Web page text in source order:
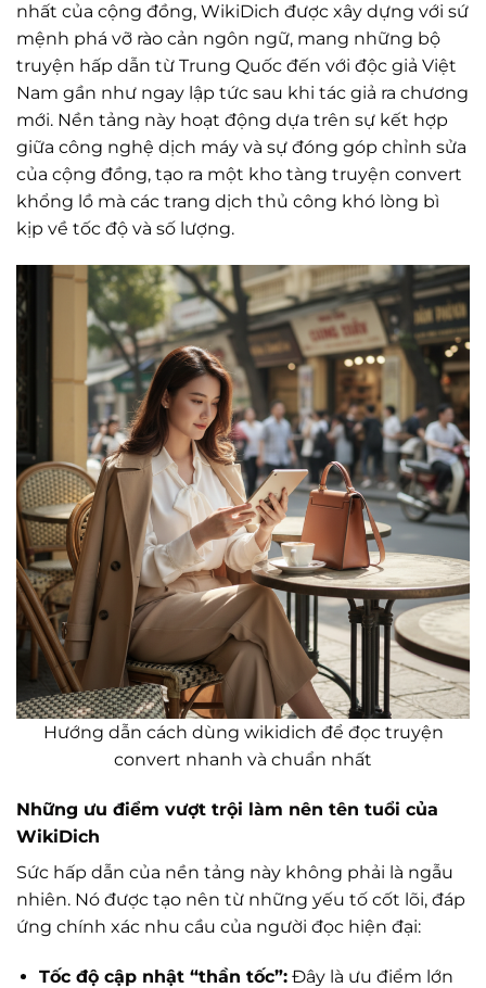
nhất của cộng đồng, WikiDich được xây dựng với sứ
mệnh phá vỡ rào cản ngôn ngữ, mang những bộ
truyện hấp dẫn từ Trung Quốc đến với độc giả Việt
Nam gần như ngay lập tức sau khi tác giả ra chương
mới. Nền tảng này hoạt động dựa trên sự kết hợp
giữa công nghệ dịch máy và sự đóng góp chỉnh sửa
của cộng đồng, tạo ra một kho tàng truyện convert
khổng lồ mà các trang dịch thủ công khó lòng bì
kịp về tốc độ và số lượng.
Hướng dẫn cách dùng wikidich để đọc truyện
convert nhanh và chuẩn nhất
Những ưu điểm vượt trội làm nên tên tuổi của
WikiDich
Sức hấp dẫn của nền tảng này không phải là ngẫu
nhiên. Nó được tạo nên từ những yếu tố cốt lõi, đáp
ứng chính xác nhu cầu của người đọc hiện đại:
Tốc độ cập nhật “thần tốc”:Đây là ưu điểm lớn